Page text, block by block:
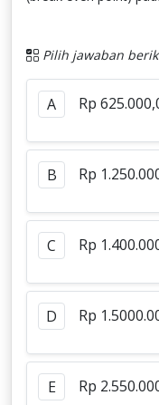
Pilih jawaban
A Rp
B Rp
C Rp
D Rp
E Rp